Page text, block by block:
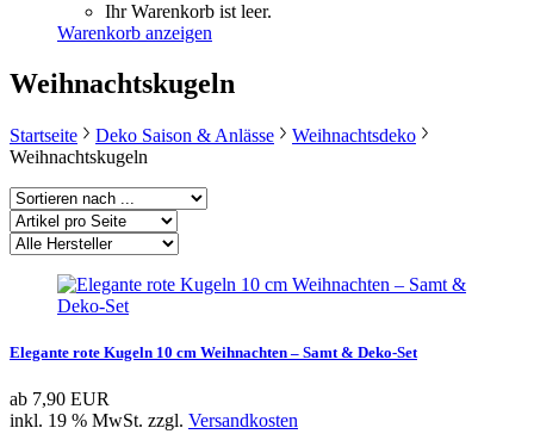
Ihr Warenkorb ist leer.
Warenkorb anzeigen
Weihnachtskugeln
Startseite Deko Saison & Anlässe
Weihnachtsdeko
Weihnachtskugeln
Elegante rote Kugeln 10 cm Weihnachten – Samt & Deko-Set
ab 7,90 EUR
inkl. 19 % MwSt. zzgl. Versandkosten